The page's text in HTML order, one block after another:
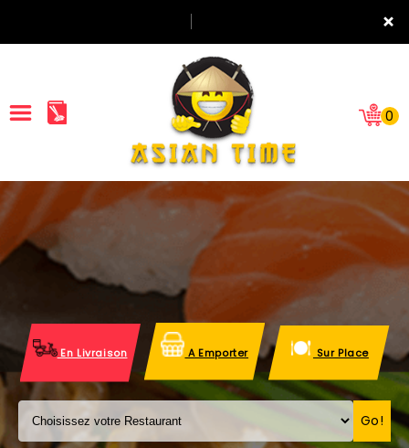
×
ACCUEIL
LA CARTE
VOS AVIS
MENTIONS LÉGALES
C.G.V
0
En Livraison A Emporter Sur Place
Go!